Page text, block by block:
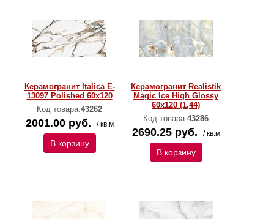
Керамогранит Italica E-
13097 Polished 60х120
Код товара:43262
2001.00 руб. / кв.м
В корзину
Керамогранит Realistik
Magic Ice High Glossy
60х120 (1,44)
Код товара:43286
2690.25 руб. / кв.м
В корзину